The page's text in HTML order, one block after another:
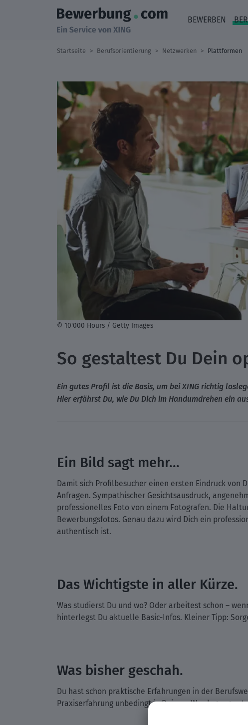
BEWERBEN
Startseite Berufsorientierung Netzwerken Plattformen
© 10'000 Hours / Getty Images
So gestaltest Du Dein
Ein gutes Profil ist die Basis, um bei XING richtig
Hier erfährst Du, wie Du Dich im Handumdrehen ein
Ein Bild sagt mehr...
Damit sich Profilbesucher einen ersten Eindruck
Anfragen. Sympathischer Gesichtsausdruck,
professionelles Foto von einem Fotografen. Die
Bewerbungsfotos. Genau dazu wird Dich ein
authentisch ist.
Das Wichtigste in aller Kürze.
Was studierst Du und wo? Oder arbeitest schon –
hinterlegst Du aktuelle Basic-Infos. Kleiner Tipp:
Was bisher geschah.
Du hast schon praktische Erfahrungen in der
Praxiserfahrung unbedingt in Deinem Werdegang